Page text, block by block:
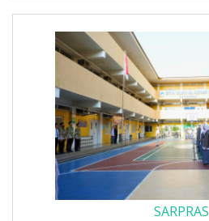
SARPRAS